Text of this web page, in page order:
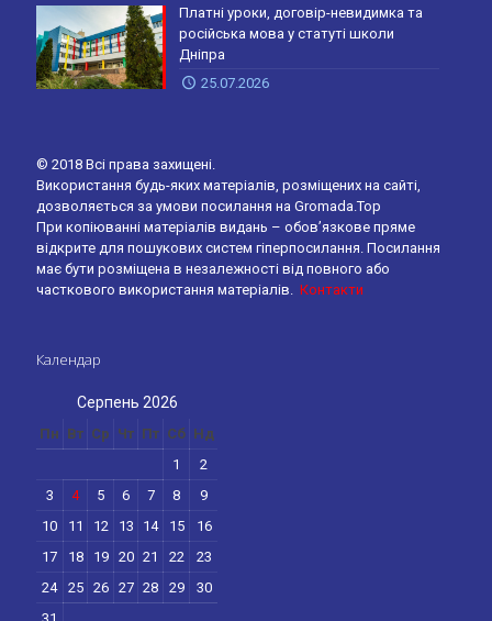
Платні уроки, договір-невидимка та
російська мова у статуті школи
Дніпра
25.07.2026
© 2018 Всі права захищені.
Використання будь-яких матеріалів, розміщених на сайті,
дозволяється за умови посилання на Gromada.Top
При копіюванні матеріалів видань – обов’язкове пряме
відкрите для пошукових систем гіперпосилання. Посилання
має бути розміщена в незалежності від повного або
часткового використання матеріалів. Контакти
Календар
Серпень 2026
Пн Вт Ср Чт Пт Сб Нд
1
2
3
4 5 6 7 8
9
10
11 12 13 14 15
16
17
18 19 20 21 22
23
24
25 26 27 28 29
30